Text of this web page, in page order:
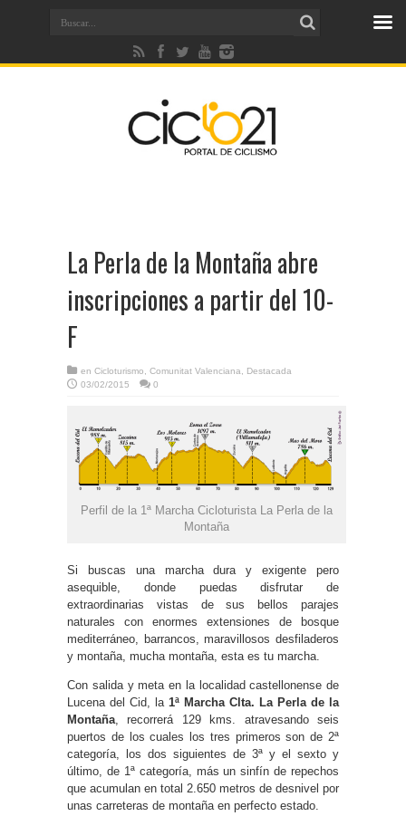
La Perla de la Montaña abre
inscripciones a partir del 10-
F
en Cicloturismo Comunitat Valenciana
Destacada
03/02/2015
0
Perfil de la 1ª Marcha Cicloturista La Perla de la
Montaña
Si buscas una marcha dura y exigente pero
asequible, donde puedas disfrutar de
extraordinarias vistas de sus bellos parajes
naturales con enormes extensiones de bosque
mediterráneo, barrancos, maravillosos desfiladeros
y montaña, mucha montaña, esta es tu marcha.
Con salida y meta en la localidad castellonense de
Lucena del Cid, la 1ª Marcha Clta. La Perla de la
Montaña , recorrerá 129 kms. atravesando seis
puertos de los cuales los tres primeros son de 2ª
categoría, los dos siguientes de 3ª y el sexto y
último, de 1ª categoría, más un sinfín de repechos
que acumulan en total 2.650 metros de desnivel por
unas carreteras de montaña en perfecto estado.